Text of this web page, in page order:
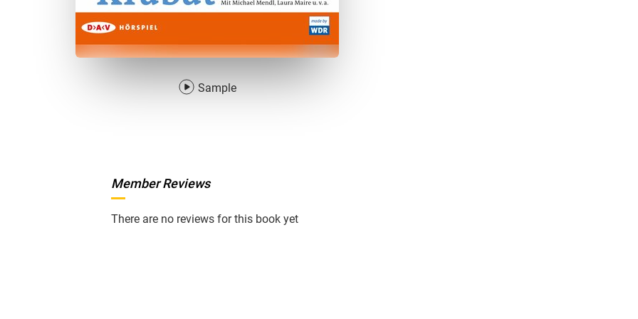
Sample
Member Reviews
There are no reviews for this book yet